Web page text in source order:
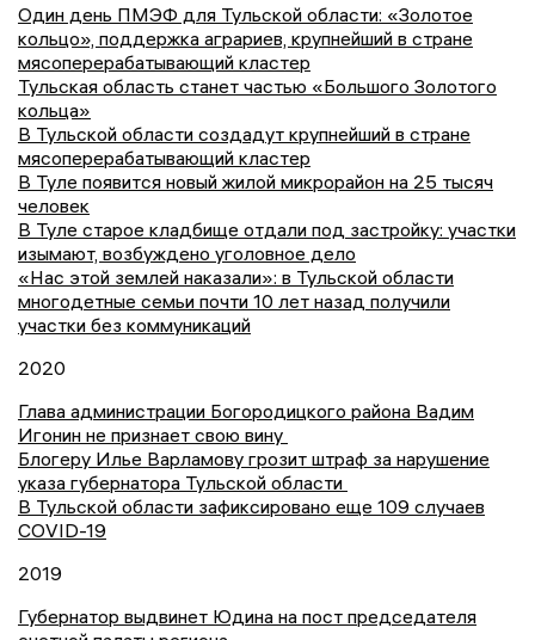
Один день ПМЭФ для Тульской области: «Золотое
кольцо», поддержка аграриев, крупнейший в стране
мясоперерабатывающий кластер
Тульская область станет частью «Большого Золотого
кольца»
В Тульской области создадут крупнейший в стране
мясоперерабатывающий кластер
В Туле появится новый жилой микрорайон на 25 тысяч
человек
В Туле старое кладбище отдали под застройку: участки
изымают, возбуждено уголовное дело
«Нас этой землей наказали»: в Тульской области
многодетные семьи почти 10 лет назад получили
участки без коммуникаций
2020
Глава администрации Богородицкого района Вадим
Игонин не признает свою вину
Блогеру Илье Варламову грозит штраф за нарушение
указа губернатора Тульской области
В Тульской области зафиксировано еще 109 случаев
COVID-19
2019
Губернатор выдвинет Юдина на пост председателя